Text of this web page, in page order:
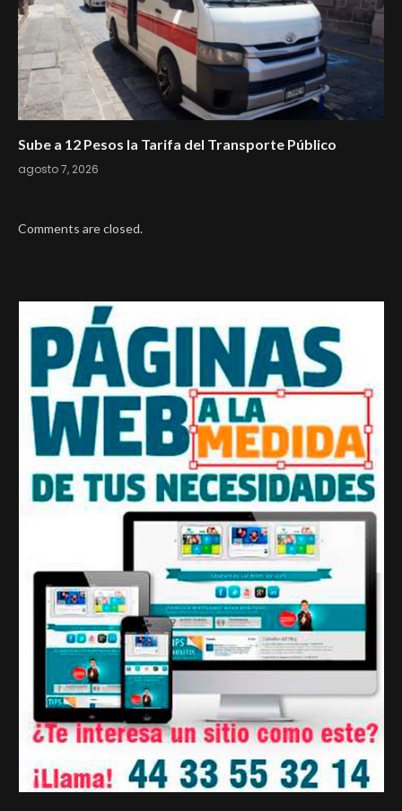
Sube a 12 Pesos la Tarifa del Transporte Público
agosto 7, 2026
Comments are closed.